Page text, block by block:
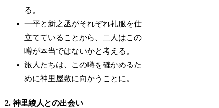
る。
一平と新之丞がそれぞれ礼服を仕
立てていることから、二人はこの
噂が本当ではないかと考える。
旅人たちは、この噂を確かめるた
めに神里屋敷に向かうことに。
2. 神里綾人との出会い